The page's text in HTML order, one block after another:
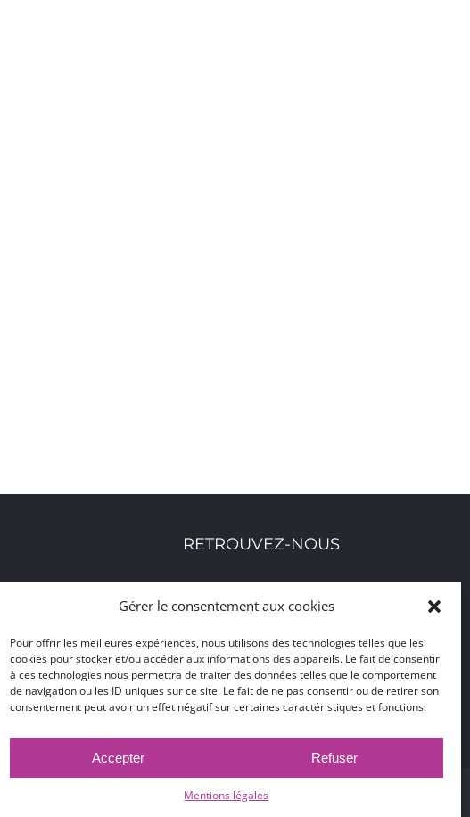
Gérer le consentement aux cookies
Pour offrir les meilleures expériences, nous utilisons des technologies telles que les
cookies pour stocker et/ou accéder aux informations des appareils. Le fait de consentir
à ces technologies nous permettra de traiter des données telles que le comportement
de navigation ou les ID uniques sur ce site. Le fait de ne pas consentir ou de retirer son
consentement peut avoir un effet négatif sur certaines caractéristiques et fonctions.
Accepter Refuser
Mentions légales
RETROUVEZ-NOUS
d'ouverture
CLIQUEZ ICI
© 2017 -